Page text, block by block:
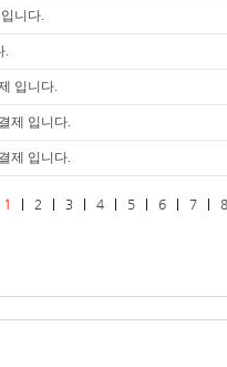
니다.
.
입니다.
제 입니다.
제 입니다.
1 | 2 | 3| 4| 5| 6| 7| 8